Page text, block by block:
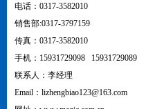
电话：0317-3582010
销售部:0317-3797159
传真：0317-3582010
手机：15931729098 15931729089
联系人：李经理
Email：lizhengbiao123@163.com